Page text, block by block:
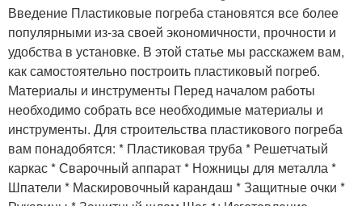
Введение Пластиковые погреба становятся все более
популярными из-за своей экономичности, прочности и
удобства в установке. В этой статье мы расскажем вам,
как самостоятельно построить пластиковый погреб.
Материалы и инструменты Перед началом работы
необходимо собрать все необходимые материалы и
инструменты. Для строительства пластикового погреба
вам понадобятся: * Пластиковая труба * Решетчатый
каркас * Сварочный аппарат * Ножницы для металла *
Шпатели * Маскировочный карандаш * Защитные очки *